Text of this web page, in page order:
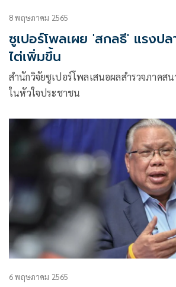
8 พฤษภาคม 2565
ซูเปอร์โพลเผย 'สกลธี' แรงป
ไต่เพิ่มขึ้น
สำนักวิจัยซูเปอร์โพลเสนอผลสำรวจภาคส
ในหัวใจประชาชน
6 พฤษภาคม 2565